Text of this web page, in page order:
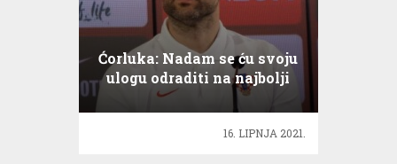
Ćorluka: Nadam se ću svoju
ulogu odraditi na najbolji
mogući način
16. LIPNJA 2021.